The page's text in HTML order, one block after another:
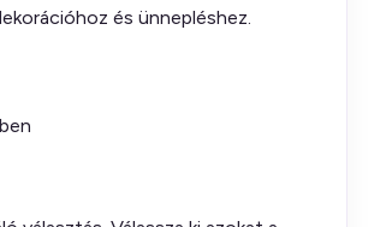
és ünnepléshez.